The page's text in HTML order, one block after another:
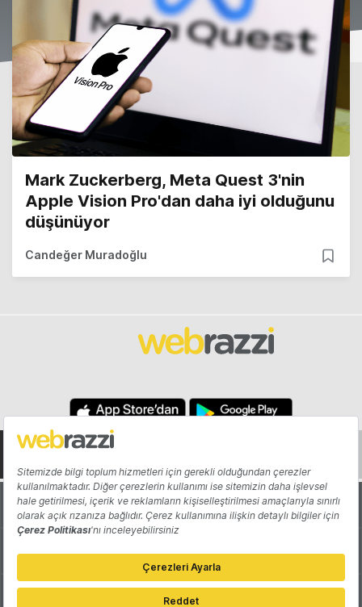
Mark Zuckerberg, Meta Quest 3'nin
Apple Vision Pro'dan daha iyi olduğunu
düşünüyor
Candeğer Muradoğlu
Hakkında Yazarlar
Katkıda Bulun Reklam